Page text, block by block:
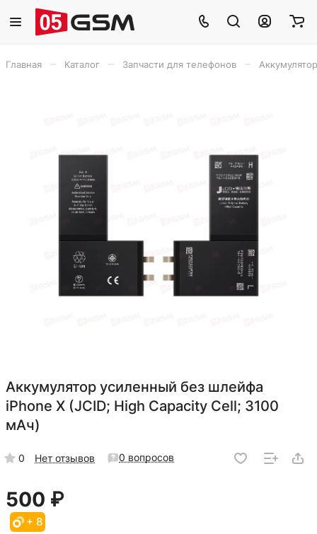
Главная Каталог Запчасти для телефонов
Аккумулятор усиленный без шлейфа
iPhone X (JCID; High Capacity Cell; 3100
мАч)
0 Нет отзывов 0 вопросов
500 ₽
+ 8